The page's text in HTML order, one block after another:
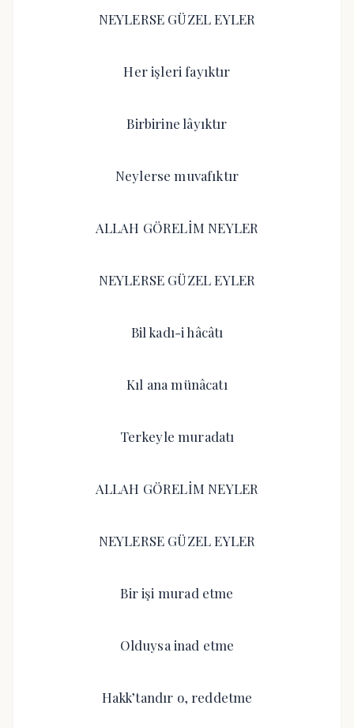
NEYLERSE GÜZEL EYLER
Her işleri fayıktır
Birbirine lâyıktır
Neylerse muvafıktır
ALLAH GÖRELİM NEYLER
NEYLERSE GÜZEL EYLER
Bil kadı-i hâcâtı
Kıl ana münâcatı
Terkeyle muradatı
ALLAH GÖRELİM NEYLER
NEYLERSE GÜZEL EYLER
Bir işi murad etme
Olduysa inad etme
Hakk’tandır o, reddetme